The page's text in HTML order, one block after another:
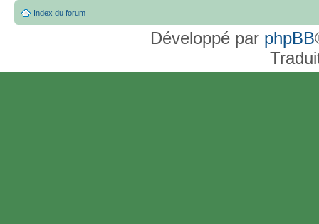
Index du forum
Développé par phpBB